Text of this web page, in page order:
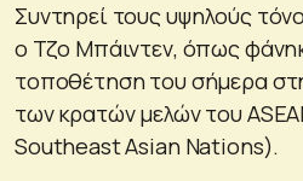
Συντηρεί τους υψηλούς
ο Τζο Μπάιντεν, όπως
τοποθέτηση του σήμερα
των κρατών μελών του
Southeast Asian Nations).